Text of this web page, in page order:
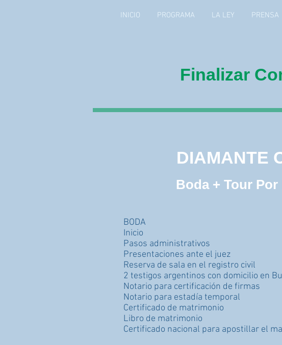
INICIO PROGRAMA LA LEY PRENSA
DIAMANTE
Finalizar
DIAMANTE
Boda + Tour
BODA
Inicio
Pasos administrativos
Presentaciones ante el juez
Reserva de sala en el registro civil
2 testigos argentinos con domicilio en
Notario para certificación de firmas
Notario para estadía temporal
Certificado de matrimonio
Libro de matrimonio
Certificado nacional para apostillar el